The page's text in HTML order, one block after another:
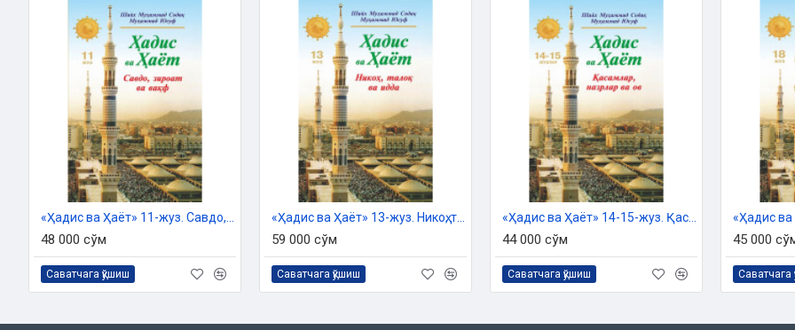
Тағам ҳәм ишимлик китабы –
Биринши бөлим
Аўқатланыў әдеби
Жуўмақ
Екинши бөлим
Ишиў әдеби ҳаққында
Жеп-ишкеннен кейин ҳамд айтыў
48 000 сўм
Саватчага қўшиш
59 000 сўм
Саватчага қўшиш
44 000 сўм
Саватчага қўшиш
45 000
Саватчага